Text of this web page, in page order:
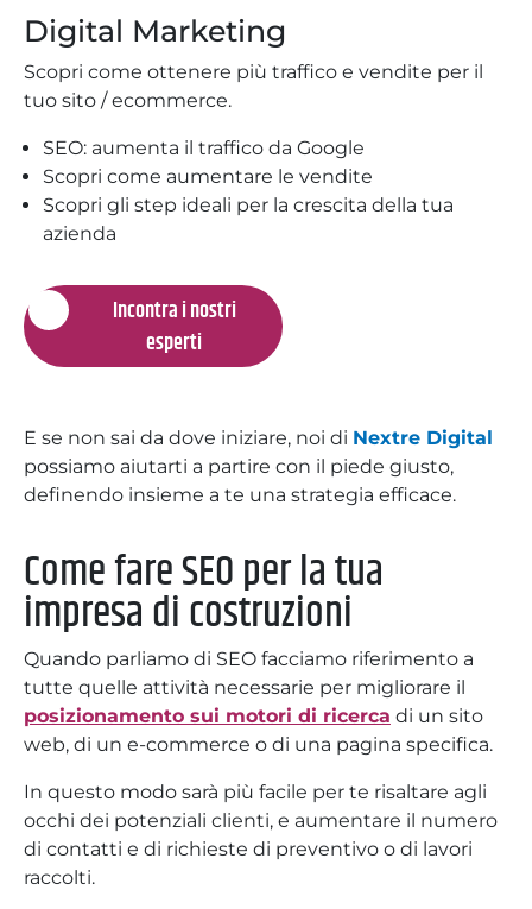
Digital Marketing
Scopri come ottenere più traffico e vendite per il
tuo sito / ecommerce.
SEO: aumenta il traffico da Google
Scopri come aumentare le vendite
Scopri gli step ideali per la crescita della tua
azienda
Incontra i nostri
esperti
E se non sai da dove iniziare, noi di Nextre Digital
possiamo aiutarti a partire con il piede giusto,
definendo insieme a te una strategia efficace.
Come fare SEO per la tua
impresa di costruzioni
Quando parliamo di SEO facciamo riferimento a
tutte quelle attività necessarie per migliorare il
posizionamento sui motori di ricerca di un sito
web, di un e-commerce o di una pagina specifica.
In questo modo sarà più facile per te risaltare agli
occhi dei potenziali clienti, e aumentare il numero
di contatti e di richieste di preventivo o di lavori
raccolti.